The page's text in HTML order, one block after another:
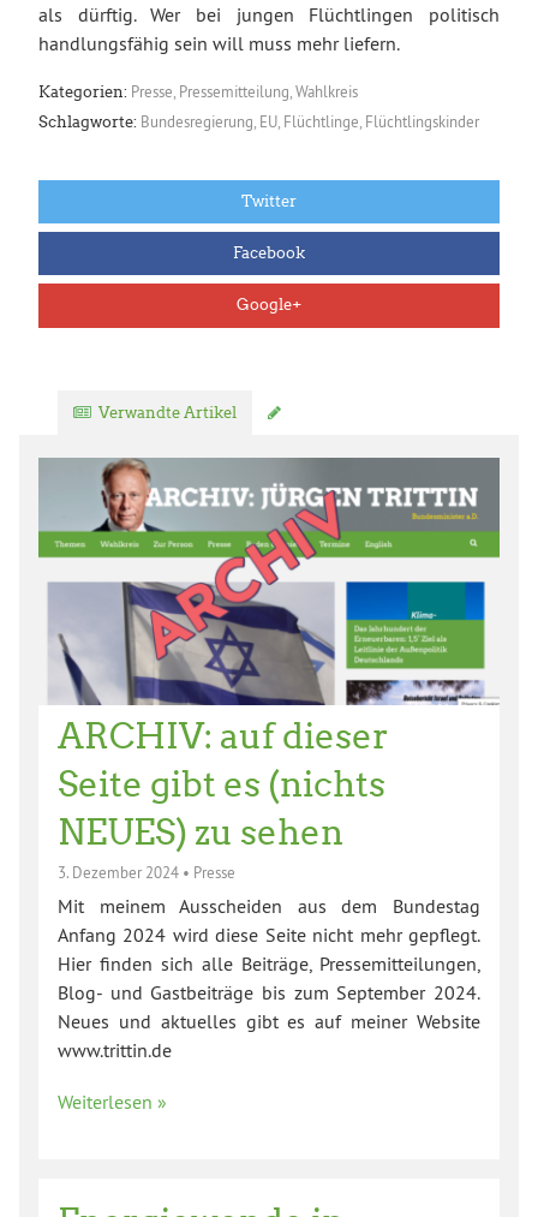
als dürftig. Wer bei jungen Flüchtlingen politisch
handlungsfähig sein will muss mehr liefern.
Kategorien: Presse Pressemitteilung Wahlkreis
Schlagworte: Bundesregierung EU Flüchtlinge Flüchtlingskinder
Twitter
Facebook
Google+
Verwandte Artikel
ARCHIV: auf dieser
Seite gibt es (nichts
NEUES) zu sehen
3. Dezember 2024 • Presse
Mit meinem Ausscheiden aus dem Bundestag
Anfang 2024 wird diese Seite nicht mehr gepflegt.
Hier finden sich alle Beiträge, Pressemitteilungen,
Blog- und Gastbeiträge bis zum September 2024.
Neues und aktuelles gibt es auf meiner Website
www.trittin.de
Weiterlesen »